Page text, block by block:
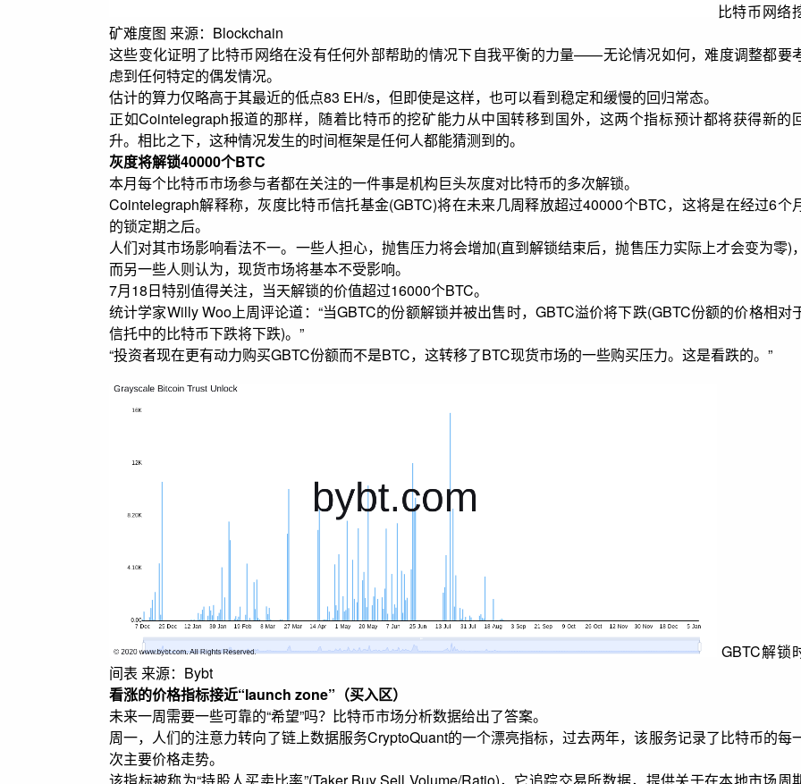
比特币网络
矿难度图 来源：Blockchain
这些变化证明了比特币网络在没有任何外部帮助的情况下自我平衡的力量——无论情况如何，难度调整都要
虑到任何特定的偶发情况。
估计的算力仅略高于其最近的低点83 EH/s，但即使是这样，也可以看到稳定和缓慢的回归常态。
正如Cointelegraph报道的那样，随着比特币的挖矿能力从中国转移到国外，这两个指标预计都将获得新的
升。相比之下，这种情况发生的时间框架是任何人都能猜测到的。
灰度将解锁40000个BTC
本月每个比特币市场参与者都在关注的一件事是机构巨头灰度对比特币的多次解锁。
Cointelegraph解释称，灰度比特币信托基金(GBTC)将在未来几周释放超过40000个BTC，这将是在经过6个
的锁定期之后。
人们对其市场影响看法不一。一些人担心，抛售压力将会增加(直到解锁结束后，抛售压力实际上才会变为零)
而另一些人则认为，现货市场将基本不受影响。
7月18日特别值得关注，当天解锁的价值超过16000个BTC。
统计学家Willy Woo上周评论道：“当GBTC的份额解锁并被出售时，GBTC溢价将下跌(GBTC份额的价格相对
信托中的比特币下跌将下跌)。”
“投资者现在更有动力购买GBTC份额而不是BTC，这转移了BTC现货市场的一些购买压力。这是看跌的。”
GBTC解锁
间表 来源：Bybt
看涨的价格指标接近“launch zone”（买入区）
未来一周需要一些可靠的“希望”吗？比特币市场分析数据给出了答案。
周一，人们的注意力转向了链上数据服务CryptoQuant的一个漂亮指标，过去两年，该服务记录了比特币的每
次主要价格走势。